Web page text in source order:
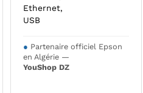
Ethernet,
USB
● Partenaire officiel Epson
en Algérie —
YouShop DZ